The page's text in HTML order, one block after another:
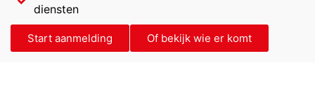
diensten
Start aanmelding Of bekijk wie er komt